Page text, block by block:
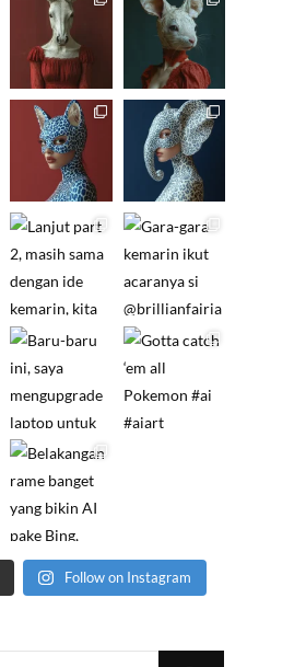
Follow on Instagram